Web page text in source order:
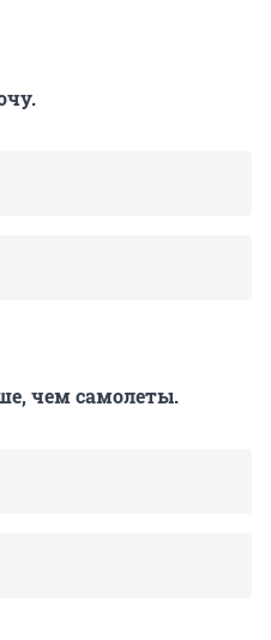
чем самолеты.